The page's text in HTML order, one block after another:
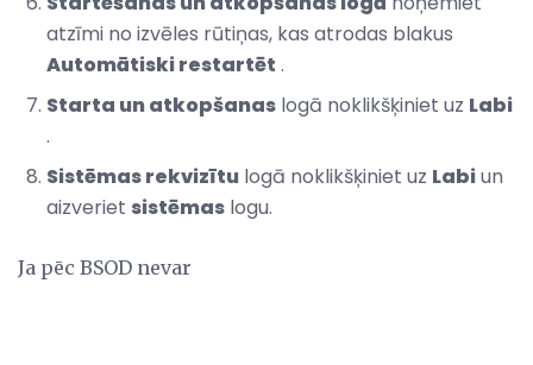
atzīmi no izvēles rūtiņas, kas atrodas blakus
Automātiski restartēt .
Starta un atkopšanas logā noklikšķiniet uz Labi
.
Sistēmas rekvizītu logā noklikšķiniet uz Labiun
aizveriet sistēmas logu.
Ja pēc BSOD nevar